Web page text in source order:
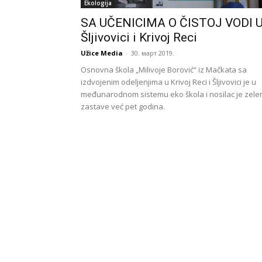
Ekologija
SA UČENICIMA O ČISTOJ VODI
Šljivovici i Krivoj Reci
Užice Media - 30. март 2019.
Osnovna škola „Milivoje Borović“ iz Mačkata sa
izdvojenim odeljenjima u Krivoj Reci i Šljivovici je u
međunarodnom sistemu eko škola i nosilac je
zastave već pet godina.